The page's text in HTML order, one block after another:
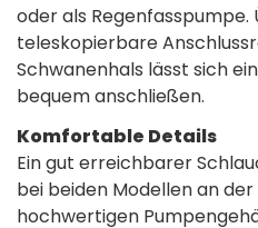
oder als
teleskopierbare
Schwanenhals lässt sich
bequem anschließen.
Komfortable Details
Ein gut erreichbarer
bei beiden Modellen an
hochwertigen